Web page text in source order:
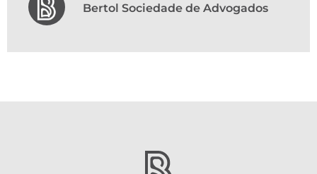
Bertol Sociedade de Advogados